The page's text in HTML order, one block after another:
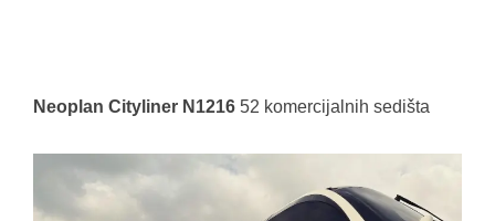
Neoplan Cityliner N1216 52 komercijalnih sedišta